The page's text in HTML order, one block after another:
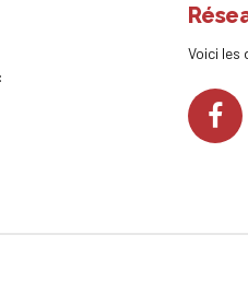
Voici les